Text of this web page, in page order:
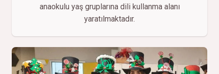
anaokulu yaş gruplarına dili kullanma alanı
yaratılmaktadır.